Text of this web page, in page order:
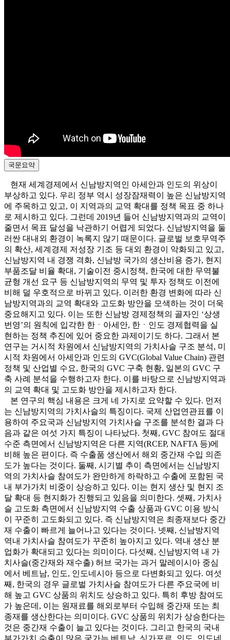
국문요약
현재 세계경제에서 신남방지역인 아세안과 인도의 위상이
부상하고 있다. 우리 정부 역시 성장잠재력이 높은 신남방지역
에 주목하고 있고, 이 지역과의 교역 확대를 정책 목표 중 하나
로 제시하고 있다. 그런데 2019년 들어 신남방지역과의 교역이
줄면서 목표 달성을 낙관하기 어렵게 되었다. 신남방지역을 둘
러싼 대내외 환경이 녹록지 않기 때문이다. 글로벌 보호무역주
의 확산, 세계경제 저성장 기조 등 대외 환경이 악화되고 있고,
신남방지역 내 경쟁 격화, 신남방 국가의 생산비용 증가, 현지
부품조달 비율 확대, 기술이전 중시정책, 한국에 대한 무역불
균형 개선 요구 등 신남방지역의 무역 및 투자 정책도 이전에
비해 덜 우호적으로 바뀌고 있다. 이러한 환경 변화에 따라 신
남방지역과의 교역 확대와 고도화 방안을 모색하는 것이 더욱
중요해지고 있다. 이는 또한 신남방 경제정책의 골자인 ‘상생
번영’의 원칙에 입각한 한ㆍ아세안, 한ㆍ인도 경제협력을 실
현하는 정책 추진에 있어 중요한 과제이기도 하다. 그래서 본
연구는 거시적 차원에서 신남방지역의 가치사슬 구조 분석, 미
시적 차원에서 아세안과 인도의 GVC(Global Value Chain) 관련
정책 및 산업별 수요, 한국의 GVC 구축 현황, 일본의 GVC 구
축 사례 분석을 수행하고자 한다. 이를 바탕으로 신남방지역과
의 교역 확대 및 고도화 방안을 제시하고자 한다.
본 연구의 핵심 내용은 크게 네 가지로 요약할 수 있다. 먼저
는 신남방지역의 가치사슬의 특징이다. 국제 산업연관표를 이
용하여 주요국과 신남방지역 가치사슬 구조를 분석한 결과 다
음과 같은 여섯 가지 특징이 나타났다. 첫째, GVC 참여도 절대
수준 측면에서 신남방지역은 다른 지역(RCEP, NAFTA 등)에
비해 높은 편이다. 즉 수출품 생산에서 해외 중간재 수입 의존
도가 높다는 것이다. 둘째, 시기별 추이 측면에서는 신남방지
역의 가치사슬 참여도가 완만하게 하락하고 수출에 포함된 국
내 부가가치 비중이 상승하고 있다. 이는 현지 생산 및 현지 조
달 확대 등 현지화가 진행되고 있음을 의미한다. 셋째, 가치사
슬 고도화 측면에서 신남방지역 수출 상품과 GVC 이용 방식
이 꾸준히 고도화되고 있다. 즉 신남방지역은 최종재보다 중간
재 수출이 빠르게 늘어나고 있다는 것이다. 넷째, 신남방지역
역내 가치사슬 참여도가 꾸준히 높아지고 있다. 역내 생산 분
업화가 확대되고 있다는 의미이다. 다섯째, 신남방지역 내 가
치사슬(중간재와 재수출) 허브 국가는 과거 말레이시아 중심
에서 베트남, 인도, 인도네시아 등으로 다변화되고 있다. 여섯
째, 한국의 경우 글로벌 가치사슬 참여도가 다른 주요국에 비
해 높고 GVC 상품의 위치도 상승하고 있다. 특히 후방 참여도
가 높은데, 이는 원재료를 해외로부터 수입해 중간재 또는 최
종재를 생산한다는 의미이다. GVC 상품의 위치가 상승한다는
것은 중간재 수출이 늘고 있다는 것이다. 그리고 한국의 국내